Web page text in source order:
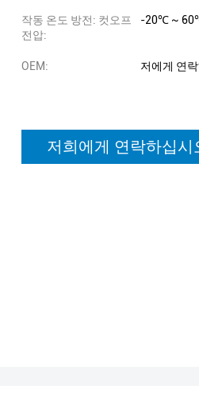
작동 온도 방전: 컷오프
전압:
-20℃ ~
OEM: 저에게 연
저희에게 연락하십시